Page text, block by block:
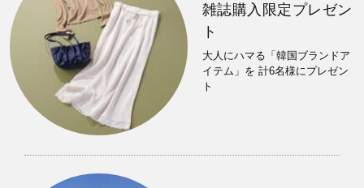
雑誌購入限定プレゼン
ト
大人にハマる「韓国ブランドア
イテム」を 計6名様にプレゼン
ト